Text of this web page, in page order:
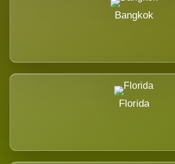
Bangkok
Florida